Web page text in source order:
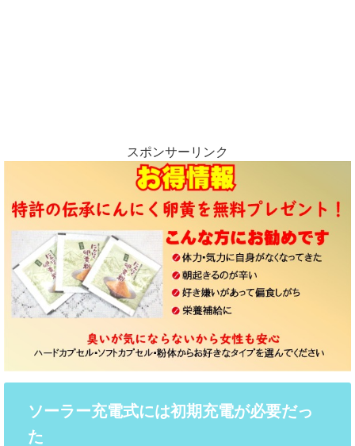
スポンサーリンク
ソーラー充電式には初期充電が必要だっ
た